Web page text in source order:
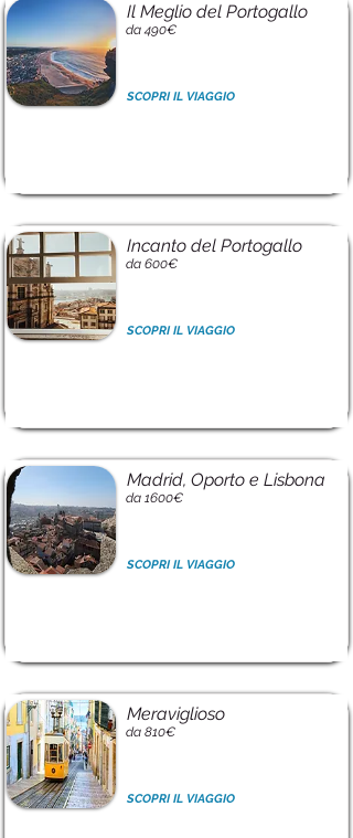
Il Meglio del Portogallo
da 490€
SCOPRI IL VIAGGIO
Incanto del Portogallo
da 600€
SCOPRI IL VIAGGIO
Madrid, Oporto e Lisbona
da 1600€
SCOPRI IL VIAGGIO
Meraviglioso
da 810€
SCOPRI IL VIAGGIO